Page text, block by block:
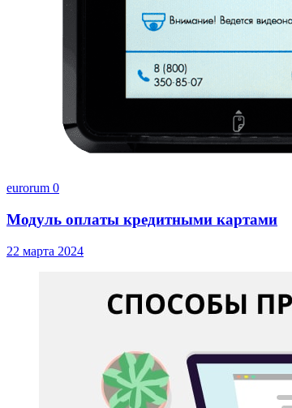
eurorum 0
Модуль оплаты кредитными картами
22 марта 2024